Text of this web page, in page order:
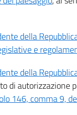
della
e
della
di autorizzazione
146, comma 9,